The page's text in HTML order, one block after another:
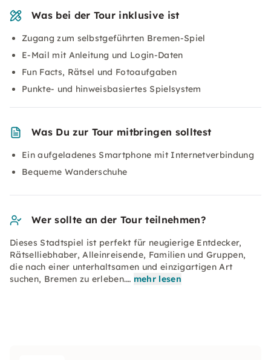
Was bei der Tour inklusive ist
Zugang zum selbstgeführten Bremen-Spiel
E-Mail mit Anleitung und Login-Daten
Fun Facts, Rätsel und Fotoaufgaben
Punkte- und hinweisbasiertes Spielsystem
Was Du zur Tour mitbringen solltest
Ein aufgeladenes Smartphone mit Internetverbindung
Bequeme Wanderschuhe
Wer sollte an der Tour teilnehmen?
Dieses Stadtspiel ist perfekt für neugierige Entdecker,
Rätselliebhaber, Alleinreisende, Familien und Gruppen,
die nach einer unterhaltsamen und einzigartigen Art
suchen, Bremen zu erleben.… mehr lesen